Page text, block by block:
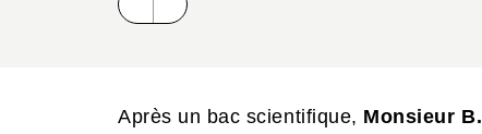
Après un bac scientifique, Monsieur B.